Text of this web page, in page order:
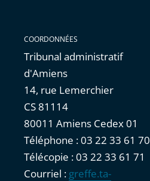
COORDONNÉES
Tribunal administratif
d'Amiens
14, rue Lemerchier
CS 81114
80011 Amiens Cedex 01
Téléphone : 03 22 33 61 70
Télécopie : 03 22 33 61 71
Courriel : greffe.ta-